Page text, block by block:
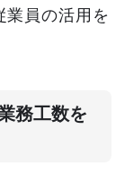
業員の活用を
務工数を